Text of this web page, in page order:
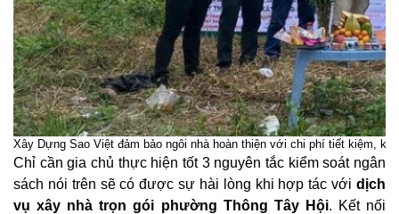
Xây Dựng Sao Việt đảm bảo ngôi nhà hoàn thiện với chi phí tiết kiệm,
Chỉ cần gia chủ thực hiện tốt 3 nguyên tắc kiểm soát ngân
sách nói trên sẽ có được sự hài lòng khi hợp tác với dịch
vụ xây nhà trọn gói phường Thông Tây Hội. Kết nối